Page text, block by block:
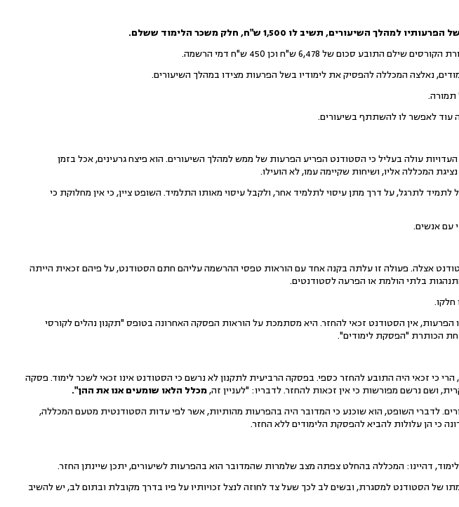
תשיב לו 1,500 ש"ח, חלק משכר הלימוד ששלם.
סכום של 6,478 ש"ח וכן 450 ש"ח דמי הרשמה.
נאלצה המכללה להפסיק את לימודיו בשל הפרעות מצידו במהלך השיעורים.
תמורה.
עוד לאפשר לו להשתתף בשיעורים.
עולה בעליל כי הסטודנט הפריע הפרעות של ממש למהלך השיעורים. הוא פיצח גרעינים, אכל בזמן
המכללה אליו, ושיחות שקיימה עמו, לא הועילו.
לתרגל, על דרך מתן עיסוי לתלמיד אחר, ולקבל עיסוי מאותו התלמיד. השופט ציין, כי אין מחלוקת כי
עם אנשים.
אצלה. פעולה זו עלתה בקנה אחד עם הוראות טפסי ההרשמה עליהם חתם הסטודנט, על פיהם זכאית הייתה
בלתי הולמת או הפרעה לסטודנטים.
חלקו.
אין הסטודנט זכאי להחזר. היא מסתמכת על הוראות הפסקה האחרונה בטופס "תקנון נהלים לקורסי
הכותרת "הפסקת לימודים".
כי זכאי היה התובע להחזר כספי. בפסקה הרביעית לתקנון לא נרשם כי הסטודנט אינו זכאי לשכר לימוד. פסקה
נרשם מפורשות כי אין זכאות להחזר. לדבריו: "לעניין זה,מכלל הלאו שומעים אנו את ההן".
לדברי השופט, הוא שוכנע כי המדובר היה בהפרעות מהותיות, אשר לפי עדות הסטודנטית מטעם המכללה,
כי הן עלולות להביא להפסקת הלימודים ללא החזר.
דהיינו: המכללה בהחלט צפתה מצב שלמרות שהמדובר הוא בהפרעות לשיעורים, יתכן שיינתן החזר.
של הסטודנט למסגרת, ובשים לב לכך שעל צד לחוזה לנצל זכויותיו על פיו בדרך מקובלת ובתום לב, יש להשיב